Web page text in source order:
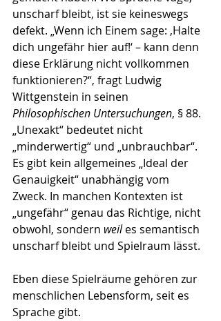
unscharf bleibt, ist sie keineswegs
defekt. „Wenn ich Einem sage: ‚Halte
dich ungefähr hier auf!‘ – kann denn
diese Erklärung nicht vollkommen
funktionieren?“, fragt Ludwig
Wittgenstein in seinen
Philosophischen Untersuchungen, § 88.
„Unexakt“ bedeutet nicht
„minderwertig“ und „unbrauchbar“.
Es gibt kein allgemeines „Ideal der
Genauigkeit“ unabhängig vom
Zweck. In manchen Kontexten ist
„ungefähr“ genau das Richtige, nicht
obwohl, sondern weil es semantisch
unscharf bleibt und Spielraum lässt.
Eben diese Spielräume gehören zur
menschlichen Lebensform, seit es
Sprache gibt.